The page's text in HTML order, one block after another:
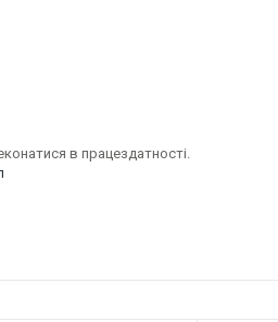
в працездатності.